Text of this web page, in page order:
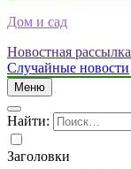
Дом и сад
Новостная рассылка
Случайные новости
Меню
Найти:
Заголовки